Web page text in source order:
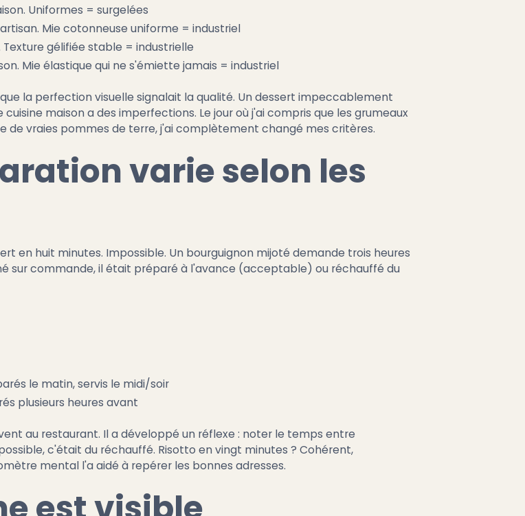
Uniformes = surgelées
Mie cotonneuse uniforme = industriel
gélifiée stable = industrielle
Mie élastique qui ne s'émiette jamais = industriel
la perfection visuelle signalait la qualité. Un dessert impeccablement
cuisine maison a des imperfections. Le jour où j'ai compris que les grumeaux
de vraies pommes de terre, j'ai complètement changé mes critères.
varie selon les
en huit minutes. Impossible. Un bourguignon mijoté demande trois heures
sur commande, il était préparé à l'avance (acceptable) ou réchauffé du
le matin, servis le midi/soir
plusieurs heures avant
au restaurant. Il a développé un réflexe : noter le temps entre
c'était du réchauffé. Risotto en vingt minutes ? Cohérent,
mental l'a aidé à repérer les bonnes adresses.